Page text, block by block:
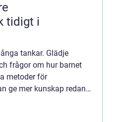
tidigt i
tankar. Glädje
frågor om hur barnet
metoder för
ge mer kunskap redan
blod...